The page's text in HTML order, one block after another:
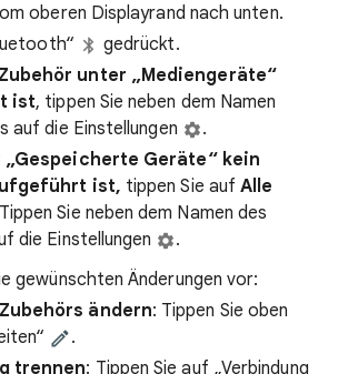
oberen Displayrand nach unten.
gedrückt.
unter „Mediengeräte“
ist, tippen Sie neben dem Namen
auf die Einstellungen
.
„Gespeicherte Geräte“ kein
ist, tippen Sie aufAlle
Sie neben dem Namen des
die Einstellungen
.
gewünschten Änderungen vor:
ändern: Tippen Sie oben
.
trennen: Tippen Sie auf „Verbindung